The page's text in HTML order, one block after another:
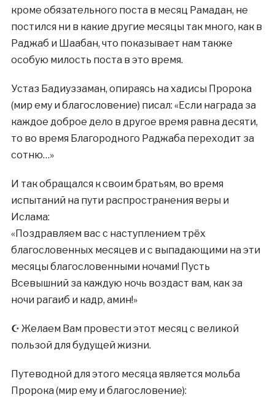
кроме обязательного поста в месяц Рамадан, не
постился ни в какие другие месяцы так много, как в
Рaджaб и Шаабан, что показывает нам также
особую милость поста в это время.
Устаз Бадиуззаман, опираясь на хадисы Пророка
(мир ему и благословение) писал: «Если награда за
каждое доброе дело в другое время равна десяти,
то во время Благородного Раджаба переходит за
сотню…»
И так обращался к своим братьям, во время
испытаний на пути распространения веры и
Ислама:
«Поздравляем вас с наступлением трёх
благословенных месяцев и с выпадающими на эти
месяцы благословенными ночами! Пусть
Всевышний за каждую ночь воздаст вам, как за
ночи рагаиб и кадр, амин!»
☪️ Желаем Вам провести этот месяц с великой
пользой для будущей жизни.
Путеводной для этого месяца является мольба
Пророка (мир ему и благословение):